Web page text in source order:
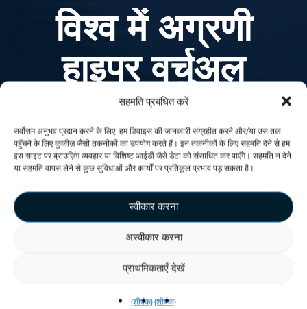
सहमति प्रबंधित करें
सर्वोत्तम अनुभव प्रदान करने के लिए, हम डिवाइस की जानकारी संग्रहीत करने और/या उस तक
पहुँचने के लिए कुकीज़ जैसी तकनीकों का उपयोग करते हैं। इन तकनीकों के लिए सहमति देने से हम
इस साइट पर ब्राउज़िंग व्यवहार या विशिष्ट आईडी जैसे डेटा को संसाधित कर पाएँगे। सहमति न देने
या सहमति वापस लेने से कुछ सुविधाओं और कार्यों पर प्रतिकूल प्रभाव पड़ सकता है।
स्वीकार करना
अस्वीकार करना
प्राथमिकताएँ देखें
{शीर्षक}{शीर्षक}
विश्व में अग्रणी
हाइपर वर्चुअल
रियलिटी
गतिशील अवकाश बाजार में, VEX
हाइपर-रियलिटी उद्योग का नेतृत्व किया है, जो
अभिनव आभासी वास्तविकता अनुभव प्रदान